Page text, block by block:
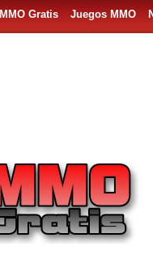
MMO Gratis Juegos MMO